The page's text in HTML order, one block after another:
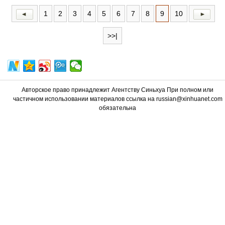
1 2 3 4 5 6 7 8 9 10
>>|
Авторское право принадлежит Агентству Синьхуа При полном или
частичном использовании материалов ссылка на russian@xinhuanet.com
обязательна